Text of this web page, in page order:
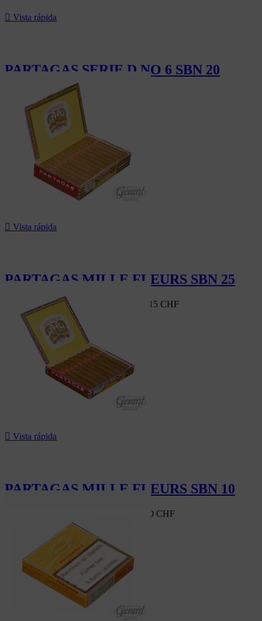
 Vista rápida
PARTAGAS SERIE D NO 6 SBN 20
350,00 CHF
 Vista rápida
PARTAGAS MILLE FLEURS SBN 25
Mercado suizo257,50 CHF 211,15 CHF
-18%
 Vista rápida
PARTAGAS MILLE FLEURS SBN 10
92,70 CHF
-10%